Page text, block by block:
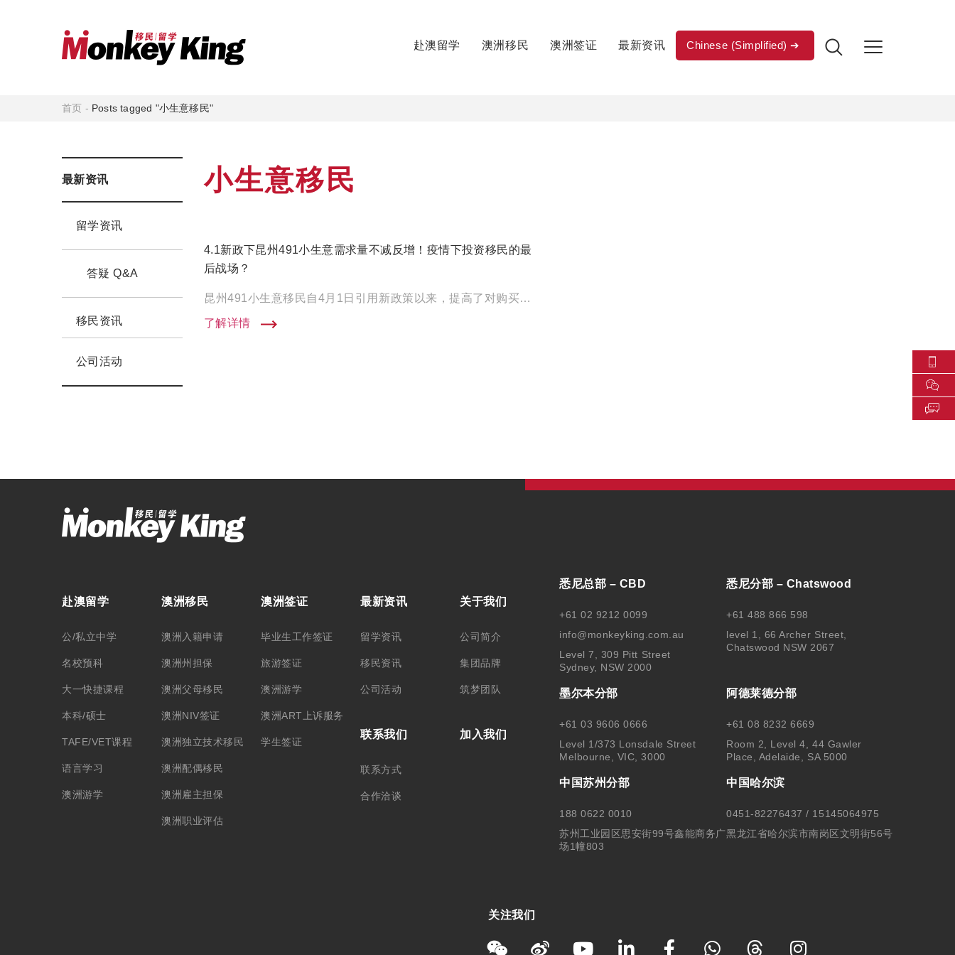
赴澳留学 澳洲移民 澳洲签证 最新资讯 Chinese (Simplified)
首页 - Posts tagged "小生意移民"
最新资讯
留学资讯
答疑 Q&A
移民资讯
公司活动
小生意移民
4.1新政下昆州491小生意需求量不减反增！疫情下投资移民的最
后战场？
昆州491小生意移民自4月1日引用新政策以来，提高了对购买企业的资金审核，以及转让生意的门槛，但是从我们最近收 […]
了解详情
赴澳留学
公/私立中学
名校预科
大一快捷课程
本科/硕士
TAFE/VET课程
语言学习
澳洲游学
澳洲移民
澳洲入籍申请
澳洲州担保
澳洲父母移民
澳洲NIV签证
澳洲独立技术移民
澳洲配偶移民
澳洲雇主担保
澳洲职业评估
澳洲签证
毕业生工作签证
旅游签证
澳洲游学
澳洲ART上诉服务
学生签证
最新资讯
留学资讯
移民资讯
公司活动
联系我们
联系方式
合作洽谈
关于我们
公司简介
集团品牌
筑梦团队
加入我们
悉尼总部 – CBD
+61 02 9212 0099
info@monkeyking.com.au
Level 7, 309 Pitt Street
Sydney, NSW 2000
悉尼分部 – Chatswood
+61 488 866 598
level 1, 66 Archer Street,
Chatswood NSW 2067
墨尔本分部
+61 03 9606 0666
Level 1/373 Lonsdale Street
Melbourne, VIC, 3000
阿德莱德分部
+61 08 8232 6669
Room 2, Level 4, 44 Gawler
Place, Adelaide, SA 5000
中国苏州分部
188 0622 0010
苏州工业园区思安街99号鑫能商务广
场1幢803
中国哈尔滨
0451-82276437 / 15145064975
黑龙江省哈尔滨市南岗区文明街56号
关注我们